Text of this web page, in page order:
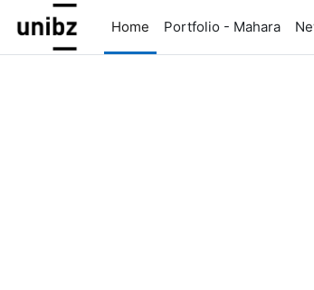
Vai al contenuto principale
Home
Portfolio - Mahara